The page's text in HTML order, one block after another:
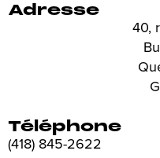
Adresse
40,
Téléphone
(418) 845-2622